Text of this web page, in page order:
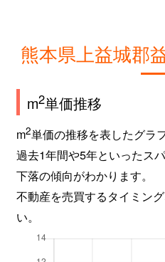
熊本県上益城郡
m2単価推移
m2単価の推移を表したグラ
過去1年間や5年といったス
下落の傾向がわかります。
不動産を売買するタイミン
い。